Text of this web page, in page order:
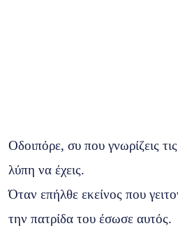
Οδοιπόρε, συ που γνωρίζεις
λύπη να έχεις.
Όταν επήλθε εκείνος που
την πατρίδα του έσωσε αυτός.